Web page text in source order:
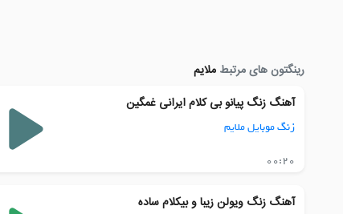
رینگتون های مرتبط ملایم
آهنگ زنگ پیانو بی کلام ایرانی غمگین
زنگ موبایل ملایم
00:20
آهنگ زنگ ویولن زیبا و بیکلام ساده